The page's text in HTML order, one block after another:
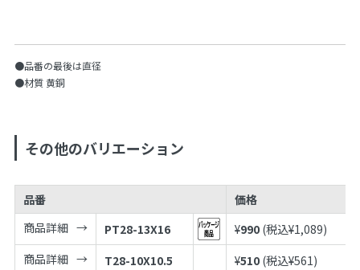
●品番の最後は直径
●材質 黄銅
その他のバリエーション
品番 価格
商品詳細
PT28-13X16 ¥990 (税込¥1,089)
商品詳細
T28-10X10.5 ¥510 (税込¥561)